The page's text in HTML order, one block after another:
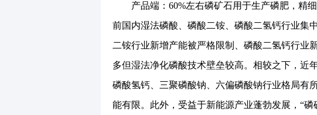
产品端：60%左右磷矿石用于生产磷肥，精细
前国内湿法磷酸、磷酸二铵、磷酸二氢钙行业集
二铵行业新增产能被严格限制、磷酸二氢钙行业
多但湿法净化磷酸技术壁垒较高。相较之下，近
磷酸氢钙、三聚磷酸钠、六偏磷酸钠行业格局有
能有限。此外，受益于新能源产业蓬勃发展，“